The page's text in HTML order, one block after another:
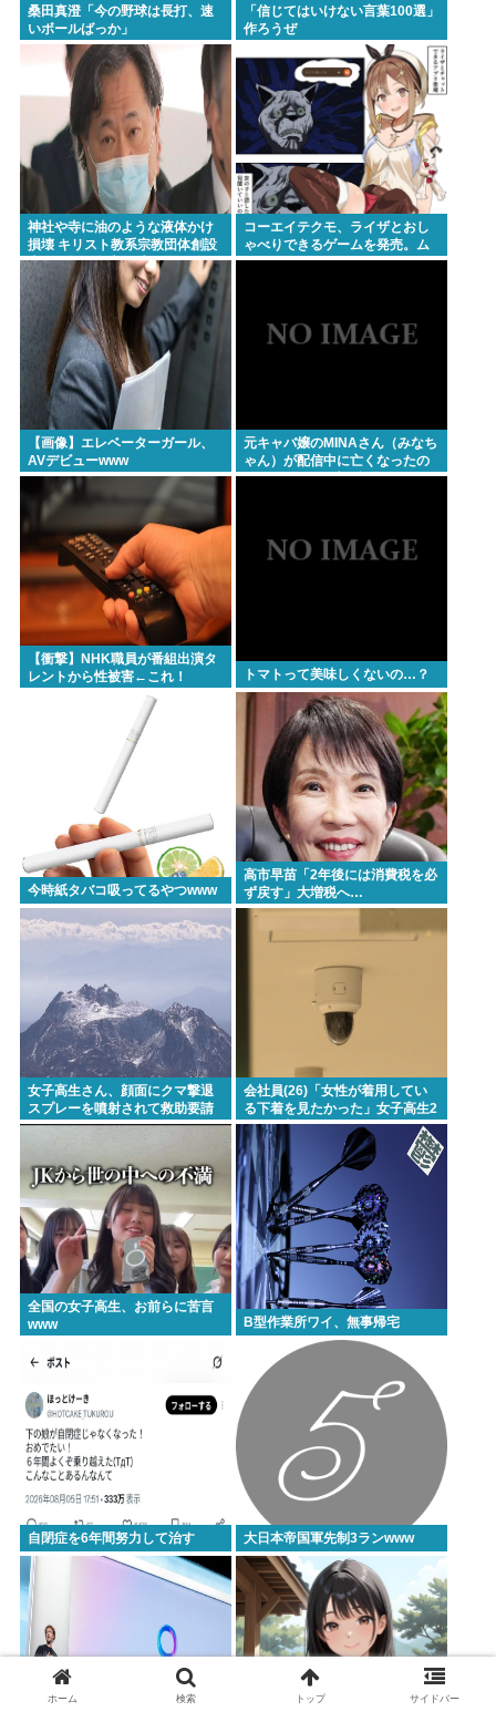
桑田真澄「今の野球は長打、速
いボールばっか」
「信じてはいけない言葉100選」
作ろうぜ
神社や寺に油のような液体かけ
損壊 キリスト教系宗教団体創設
者で医師の金山昌秀に懲役1年6
か月、執行猶予3年の判決
コーエイテクモ、ライザとおし
ゃべりできるゲームを発売。ム
チムチムワァ
【画像】エレベーターガール、
AVデビューwww
元キャバ嬢のMINAさん（みなち
ゃん）が配信中に亡くなったの
ではないかとX上で話題に（※動
【衝撃】NHK職員が番組出演タ
レントから性被害←これ！
トマトって美味しくないの…？
今時紙タバコ吸ってるやつwww
高市早苗「2年後には消費税を必
ず戻す」大増税へ…
女子高生さん、顔面にクマ撃退
スプレーを噴射されて救助要請
してしまう
会社員(26)「女性が着用してい
る下着を見たかった」女子高生2
人の下着を盗撮
全国の女子高生、お前らに苦言
www
B型作業所ワイ、無事帰宅
自閉症を6年間努力して治す 大日本帝国軍先制3ランwww
ホーム 検索 トップ サイドバー